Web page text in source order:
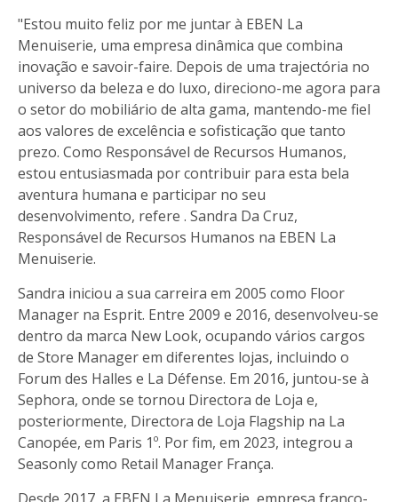
"Estou muito feliz por me juntar à EBEN La
Menuiserie, uma empresa dinâmica que combina
inovação e savoir-faire. Depois de uma trajectória no
universo da beleza e do luxo, direciono-me agora para
o setor do mobiliário de alta gama, mantendo-me fiel
aos valores de excelência e sofisticação que tanto
prezo. Como Responsável de Recursos Humanos,
estou entusiasmada por contribuir para esta bela
aventura humana e participar no seu
desenvolvimento, refere . Sandra Da Cruz,
Responsável de Recursos Humanos na EBEN La
Menuiserie.
Sandra iniciou a sua carreira em 2005 como Floor
Manager na Esprit. Entre 2009 e 2016, desenvolveu-se
dentro da marca New Look, ocupando vários cargos
de Store Manager em diferentes lojas, incluindo o
Forum des Halles e La Défense. Em 2016, juntou-se à
Sephora, onde se tornou Directora de Loja e,
posteriormente, Directora de Loja Flagship na La
Canopée, em Paris 1º. Por fim, em 2023, integrou a
Seasonly como Retail Manager França.